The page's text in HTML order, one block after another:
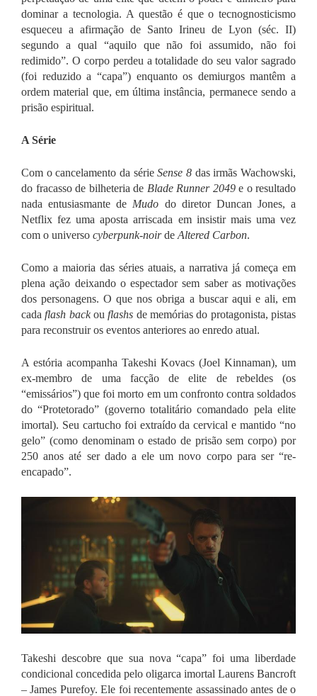
dominar a tecnologia. A questão é que o tecnognosticismo
esqueceu a afirmação de Santo Irineu de Lyon (séc. II)
segundo a qual “aquilo que não foi assumido, não foi
redimido”. O corpo perdeu a totalidade do seu valor sagrado
(foi reduzido a “capa”) enquanto os demiurgos mantêm a
ordem material que, em última instância, permanece sendo a
prisão espiritual.
A Série
Com o cancelamento da sérieSense 8 das irmãs Wachowski,
do fracasso de bilheteria de Blade Runner 2049e o resultado
nada entusiasmante de Mudo do diretor Duncan Jones, a
Netflix fez uma aposta arriscada em insistir mais uma vez
com o universo cyberpunk-noirde Altered Carbon.
Como a maioria das séries atuais, a narrativa já começa em
plena ação deixando o espectador sem saber as motivações
dos personagens. O que nos obriga a buscar aqui e ali, em
cadaflash backouflashs de memórias do protagonista, pistas
para reconstruir os eventos anteriores ao enredo atual.
A estória acompanha Takeshi Kovacs (Joel Kinnaman), um
ex-membro de uma facção de elite de rebeldes (os
“emissários”) que foi morto em um confronto contra soldados
do “Protetorado” (governo totalitário comandado pela elite
imortal). Seu cartucho foi extraído da cervical e mantido “no
gelo” (como denominam o estado de prisão sem corpo) por
250 anos até ser dado a ele um novo corpo para ser “re-
encapado”.
Takeshi descobre que sua nova “capa” foi uma liberdade
condicional concedida pelo oligarca imortal Laurens Bancroft
– James Purefoy. Ele foi recentemente assassinado antes de o